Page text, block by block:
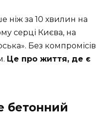
ніж за 10 хвилин на
серці Києва, на
Без компромісів
Це про життя, де є
бетонний